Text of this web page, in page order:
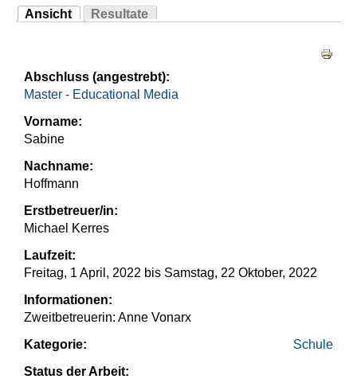
Sie sind hier
Ansicht
(aktiver Reiter)
Resultate
Abschluss (angestrebt):
Master - Educational Media
Vorname:
Sabine
Nachname:
Hoffmann
Erstbetreuer/in:
Michael Kerres
Laufzeit:
Freitag, 1 April, 2022 bis Samstag, 22 Oktober, 2022
Informationen:
Zweitbetreuerin: Anne Vonarx
Kategorie:
Schule
Status der Arbeit: